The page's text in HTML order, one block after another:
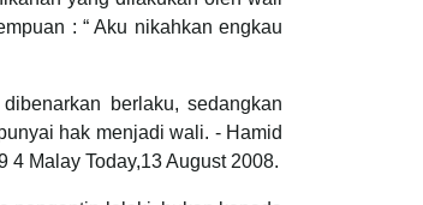
: “ Aku nikahkan engkau
berlaku, sedangkan
hak menjadi wali. - Hamid
4 Malay Today,13 August 2008.